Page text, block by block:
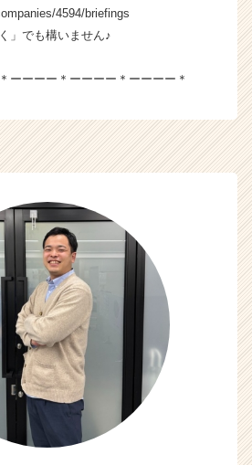
（C
4594/briefings
」でも構いません♪
ーーーー＊ーーーー＊ーーーー＊